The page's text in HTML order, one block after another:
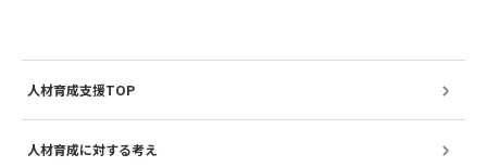
人材育成支援TOP
人材育成に対する考え